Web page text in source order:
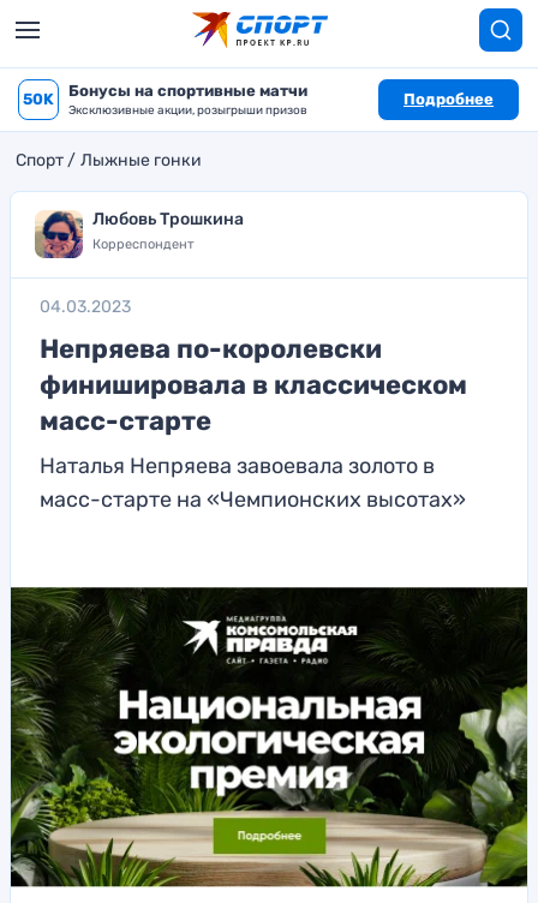
50K Бонусы на спортивные матчи
Эксклюзивные акции, розыгрыши призов
Подробнее
Спорт Лыжные гонки
Любовь Трошкина
Корреспондент
04.03.2023
Непряева по-королевски
финишировала в классическом
масс-старте
Наталья Непряева завоевала золото в
масс-старте на «Чемпионских высотах»